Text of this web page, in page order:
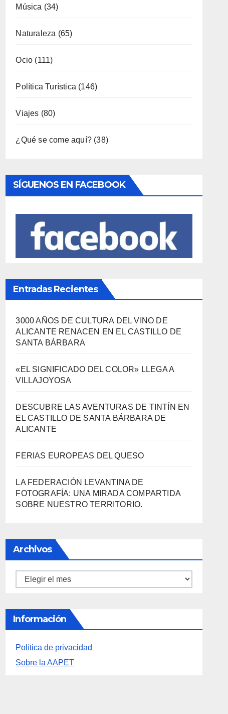
Industria (7)
(158)
Música (34)
Ocio (111)
Política Turística (146)
Viajes(80)
SÍGUENOS EN FACEBOOK
3000 AÑOS DE CULTURA DEL VINO DE
SANTA BÁRBARA
«EL SIGNIFICADO DEL COLOR» LLEGA A
EL CASTILLO DE SANTA BÁRBARA DE
ALICANTE
LA FEDERACIÓN LEVANTINA DE
FOTOGRAFÍA: UNA MIRADA COMPARTIDA
Archivos